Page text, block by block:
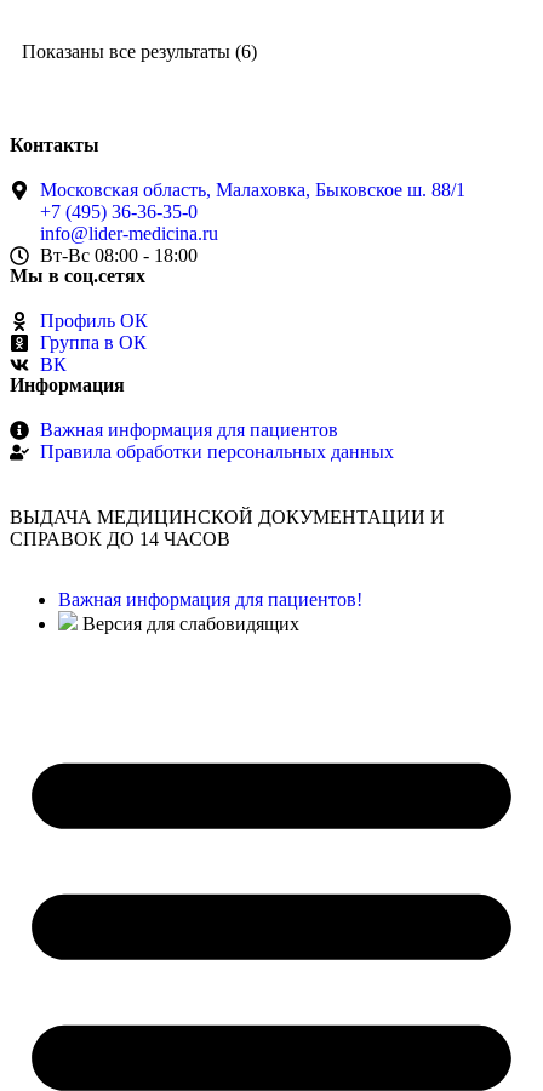
Показаны все результаты (6)
Контакты
Московская область, Малаховка, Быковское ш. 88/1
+7 (495) 36-36-35-0
info@lider-medicina.ru
Вт-Вс 08:00 - 18:00
Мы в соц.сетях
Профиль ОК
Группа в ОК
ВК
Информация
Важная информация для пациентов
Правила обработки персональных данных
ВЫДАЧА МЕДИЦИНСКОЙ ДОКУМЕНТАЦИИ И
СПРАВОК ДО 14 ЧАСОВ
Важная информация для пациентов!
Версия для слабовидящих